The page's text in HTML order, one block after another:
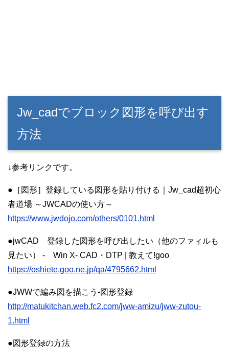
Jw_cadでブロック図形を呼び出す
方法
↓参考リンクです。
●［図形］登録している図形を貼り付ける｜Jw_cad超初心
者道場 ～JWCADの使い方～
https://www.jwdojo.com/others/0101.html
●jwCAD 登録した図形を呼び出したい（他のファィルも
見たい） - Win X- CAD・DTP | 教えて!goo
https://oshiete.goo.ne.jp/qa/4795662.html
●JWWで編み図を描こう-図形登録
http://matukitchan.web.fc2.com/jww-amizu/jww-zutou-
1.html
●図形登録の方法